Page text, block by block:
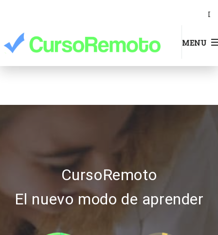
MENU
I
CursoRemoto
El nuevo modo de aprender